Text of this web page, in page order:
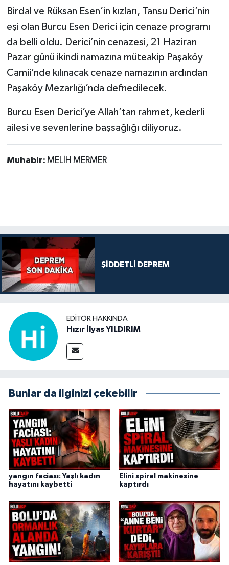
Birdal ve Rüksan Esen’in kızları, Tansu Derici’nin
eşi olan Burcu Esen Derici için cenaze programı
da belli oldu. Derici’nin cenazesi, 21 Haziran
Pazar günü ikindi namazına müteakip Paşaköy
Camii’nde kılınacak cenaze namazının ardından
Paşaköy Mezarlığı’nda defnedilecek.
Burcu Esen Derici’ye Allah’tan rahmet, kederli
ailesi ve sevenlerine başsağlığı diliyoruz.
Muhabir: MELİH MERMER
ŞİDDETLİ DEPREM
EDITÖR HAKKINDA
Hızır İlyas YILDIRIM
Bunlar da ilginizi çekebilir
yangın faciası: Yaşlı kadın
hayatını kaybetti
Elini spiral makinesine
kaptırdı